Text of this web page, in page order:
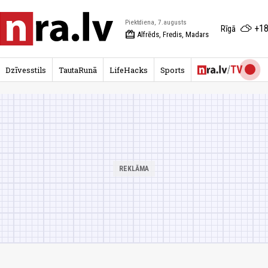
Piektdiena, 7.augusts
redeem Alfrēds, Fredis, Madars
Rīgā
Dzīvesstils TautaRunā LifeHacks Sports